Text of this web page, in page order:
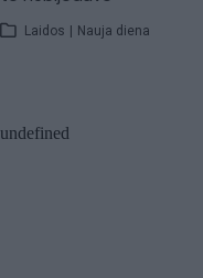
Laidos | Nauja diena